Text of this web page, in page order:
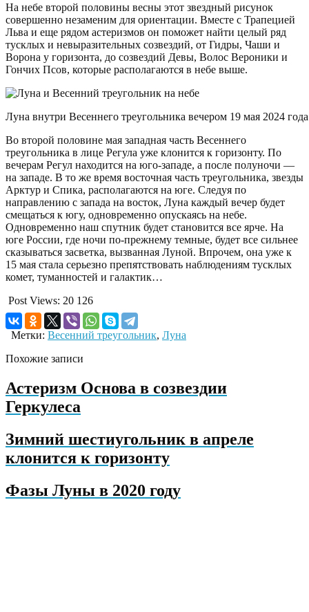
На небе второй половины весны этот звездный рисунок
совершенно незаменим для ориентации. Вместе с Трапецией
Льва и еще рядом астеризмов он поможет найти целый ряд
тусклых и невыразительных созвездий, от Гидры, Чаши и
Ворона у горизонта, до созвездий Девы, Волос Вероники и
Гончих Псов, которые располагаются в небе выше.
Луна внутри Весеннего треугольника вечером 19 мая 2024
Во второй половине мая западная часть Весеннего
треугольника в лице Регула уже клонится к горизонту. По
вечерам Регул находится на юго-западе, а после полуночи —
на западе. В то же время восточная часть треугольника, звезды
Арктур и Спика, располагаются на юге. Следуя по
направлению с запада на восток, Луна каждый вечер будет
смещаться к югу, одновременно опускаясь на небе.
Одновременно наш спутник будет становится все ярче. На
юге России, где ночи по-прежнему темные, будет все сильнее
сказываться засветка, вызванная Луной. Впрочем, она уже к
15 мая стала серьезно препятствовать наблюдениям тусклых
комет, туманностей и галактик…
Post Views: 20 126
Метки: Весенний треугольник, Луна
Похожие записи
Астеризм Основа в созвездии
Геркулеса
Зимний шестиугольник в апреле
клонится к горизонту
Фазы Луны в 2020 году